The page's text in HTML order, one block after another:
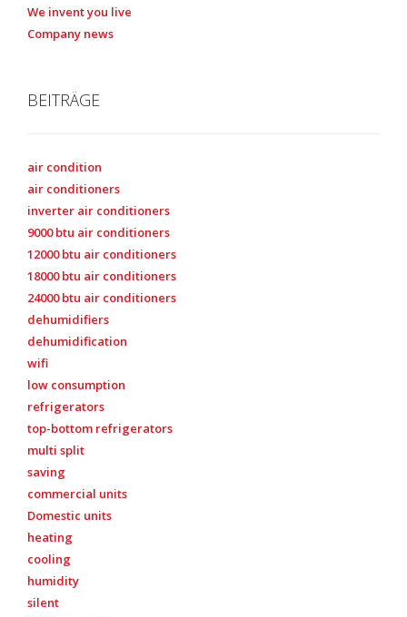
We invent you live
Company news
BEITRÄGE
air condition
air conditioners
inverter air conditioners
9000 btu air conditioners
12000 btu air conditioners
18000 btu air conditioners
24000 btu air conditioners
dehumidifiers
dehumidification
wifi
low consumption
refrigerators
top-bottom refrigerators
multi split
saving
commercial units
Domestic units
heating
cooling
humidity
silent